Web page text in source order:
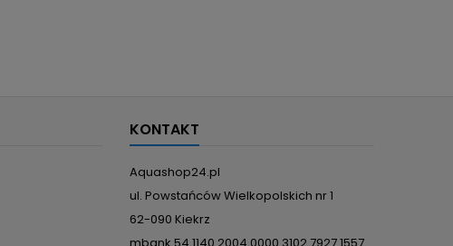
KONTAKT
Aquashop24.pl
ul. Powstańców Wielkopolskich nr 1
62-090 Kiekrz
mbank 54 1140 2004 0000 3102 7927 1557